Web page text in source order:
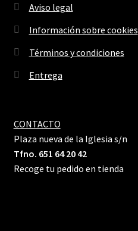
Aviso legal
Información sobre cookies
Términos y condiciones
Entrega
CONTACTO
Plaza nueva de la Iglesia s/n
Tfno. 651 64 20 42
Recoge tu pedido en tienda